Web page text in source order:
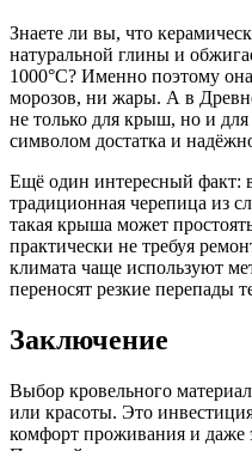
Знаете ли вы, что
натуральной глины и
1000°C? Именно поэтому
морозов, ни жары. А в
не только для крыш, но и
символом достатка и
Ещё один интересный факт:
традиционная черепица из
такая крыша может
практически не требуя
климата чаще используют
переносят резкие перепады
Заключение
Выбор кровельного
или красоты. Это
комфорт проживания и даже